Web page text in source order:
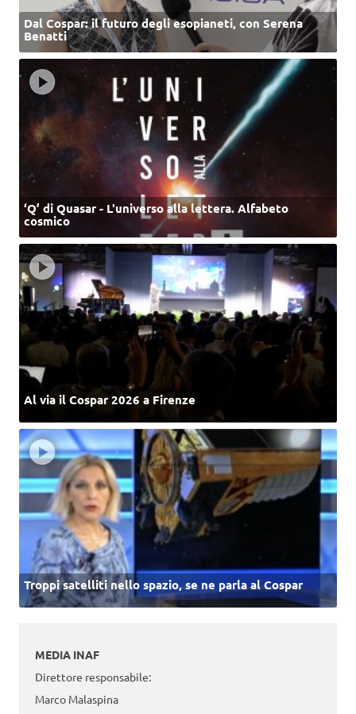
Dal Cospar: il futuro degli esopianeti, con Serena
Benatti
‘Q’ di Quasar - L'universo alla lettera. Alfabeto
cosmico
Al via il Cospar 2026 a Firenze
Troppi satelliti nello spazio, se ne parla al Cospar
MEDIA INAF
Direttore responsabile:
Marco Malaspina